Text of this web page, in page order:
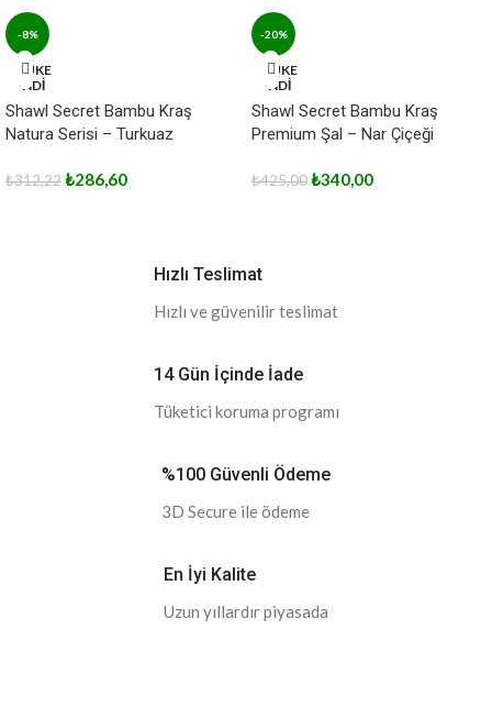
-8%
TÜKE
NDİ
Shawl Secret Bambu Kraş
Natura Serisi – Turkuaz
₺312,22₺286,60
-20%
TÜKE
NDİ
Shawl Secret Bambu Kraş
Premium Şal – Nar Çiçeği
₺425,00₺340,00
Hızlı Teslimat
Hızlı ve güvenilir teslimat
14 Gün İçinde İade
Tüketici koruma programı
%100 Güvenli Ödeme
3D Secure ile ödeme
En İyi Kalite
Uzun yıllardır piyasada